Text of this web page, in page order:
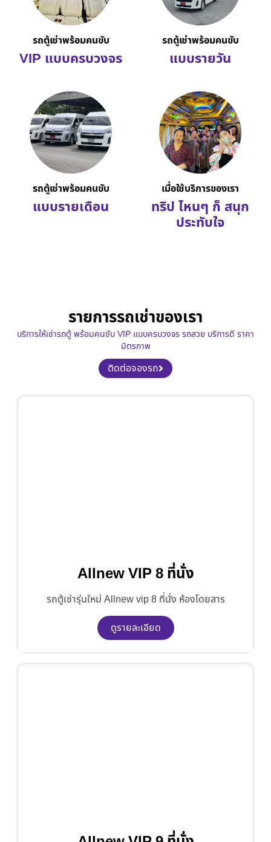
รถตู้เช่าพร้อมคนขับ
VIP แบบครบวงจร
รถตู้เช่าพร้อมคนขับ
แบบรายวัน
รถตู้เช่าพร้อมคนขับ
แบบรายเดือน
เมื่อใช้บริการของเรา
ทริป ไหนๆ ก็ สนุก
ประทับใจ
รายการรถเช่าของเรา
บริการให้เช่ารถตู้ พร้อมคนขับ VIP แบบครบวงจร รถสวย บริการดี ราคา
มิตรภาพ
ติดต่อจองรถ
Allnew VIP 8 ที่นั่ง
รถตู้เช่ารุ่นใหม่ Allnew vip 8 ที่นั่ง ห้องโดยสาร
ดูรายละเอียด